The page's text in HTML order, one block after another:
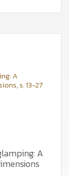
A
s. 13-27
A